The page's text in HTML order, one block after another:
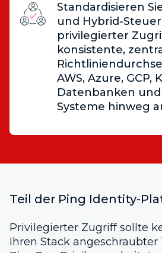
Standardisieren
und Hybrid-
privilegierter
konsistente,
AWS, Azure, GCP,
Datenbanken
Systeme hinweg
Teil der Ping Identity-
Privilegierter Zugriff sollte
Ihren Stack angeschraubter